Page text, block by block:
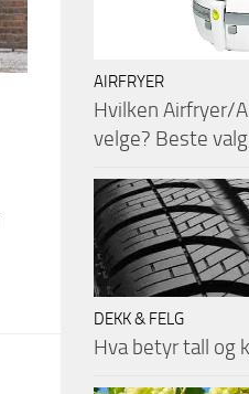
AIRFRYER
Hvilken Airfryer/
velge? Beste
DEKK & FELG
Hva betyr tall og